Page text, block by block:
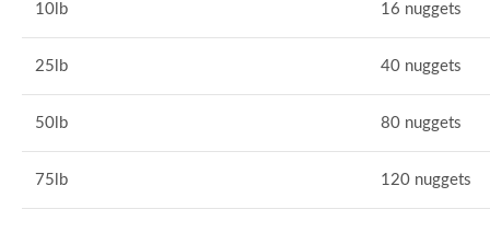
10lb 16 nuggets
25lb 40 nuggets
50lb 80 nuggets
75lb 120 nuggets